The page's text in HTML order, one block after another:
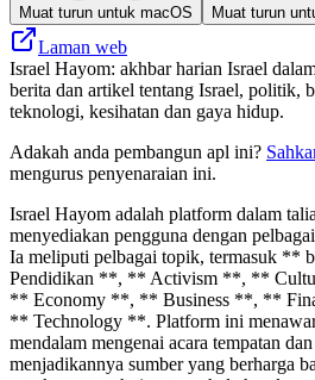
Muat turun untuk macOS Muat turun
Laman web
Israel Hayom: akhbar harian Israel
berita dan artikel tentang Israel, politik,
teknologi, kesihatan dan gaya hidup.
Adakah anda pembangun apl ini?
mengurus penyenaraian ini.
Israel Hayom adalah platform dalam
menyediakan pengguna dengan
Ia meliputi pelbagai topik, termasuk **
Pendidikan **, ** Activism **, **
** Economy **, ** Business **, **
** Technology **. Platform ini
mendalam mengenai acara tempatan
menjadikannya sumber yang berharga